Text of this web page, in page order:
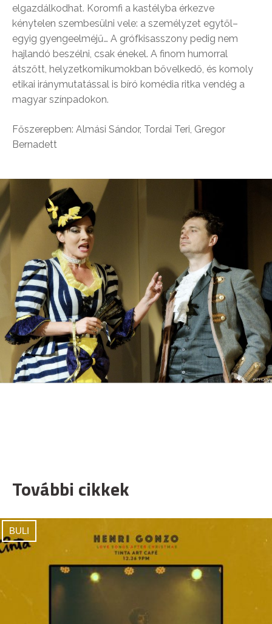
elgazdálkodhat. Koromfi a kastélyba érkezve
kénytelen szembesülni vele: a személyzet egytől–
egyig gyengeelméjű… A grófkisasszony pedig nem
hajlandó beszélni, csak énekel. A finom humorral
átszőtt, helyzetkomikumokban bővelkedő, és komoly
etikai iránymutatással is bíró komédia ritka vendég a
magyar színpadokon.
Főszerepben: Almási Sándor, Tordai Teri, Gregor
Bernadett
További cikkek
BULI